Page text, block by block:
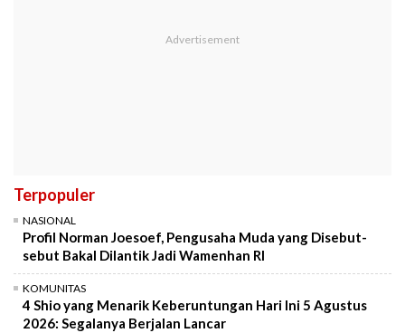
Terpopuler
NASIONAL
Profil Norman Joesoef, Pengusaha Muda yang Disebut-
sebut Bakal Dilantik Jadi Wamenhan RI
KOMUNITAS
4 Shio yang Menarik Keberuntungan Hari Ini 5 Agustus
2026: Segalanya Berjalan Lancar